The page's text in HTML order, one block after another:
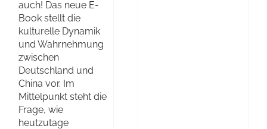
auch! Das neue E-
Book stellt die
kulturelle Dynamik
und Wahrnehmung
zwischen
Deutschland und
China vor. Im
Mittelpunkt steht die
Frage, wie
heutzutage